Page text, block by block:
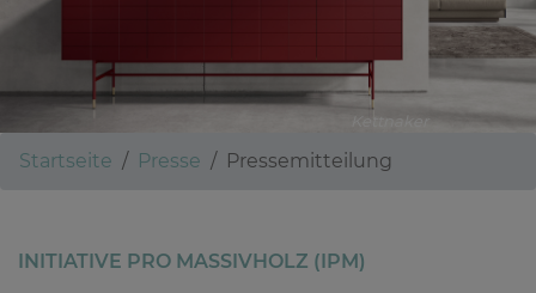
Kettnaker
Startseite Presse Pressemitteilung
INITIATIVE PRO MASSIVHOLZ (IPM)